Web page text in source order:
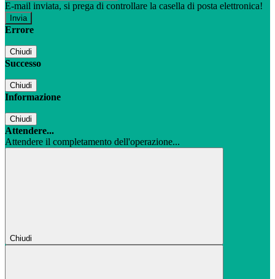
E-mail inviata, si prega di controllare la casella di posta elettronica!
Errore
Chiudi
Successo
Chiudi
Informazione
Chiudi
Attendere...
Attendere il completamento dell'operazione...
Chiudi